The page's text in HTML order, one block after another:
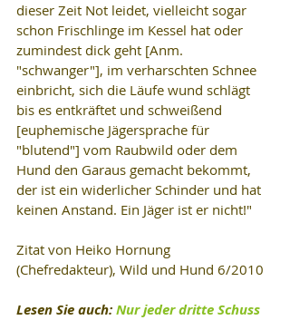
dieser Zeit Not leidet, vielleicht sogar
schon Frischlinge im Kessel hat oder
zumindest dick geht [Anm.
"schwanger"], im verharschten Schnee
einbricht, sich die Läufe wund schlägt
bis es entkräftet und schweißend
[euphemische Jägersprache für
"blutend"] vom Raubwild oder dem
Hund den Garaus gemacht bekommt,
der ist ein widerlicher Schinder und hat
keinen Anstand. Ein Jäger ist er nicht!"
Zitat von Heiko Hornung
(Chefredakteur), Wild und Hund 6/2010
Lesen Sie auch: Nur jeder dritte Schuss